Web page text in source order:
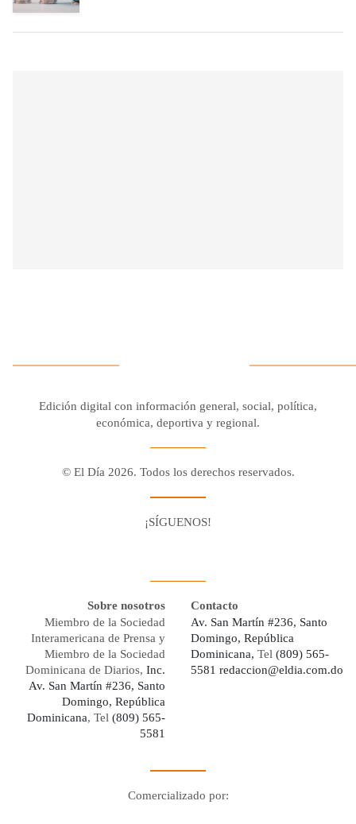
Edición digital con información general, social, política,
económica, deportiva y regional.
© El Día 2026. Todos los derechos reservados.
¡SÍGUENOS!
Sobre nosotros
Miembro de la Sociedad
Interamericana de Prensa y
Miembro de la Sociedad
Dominicana de Diarios, Inc.
Av. San Martín #236, Santo
Domingo, República
Dominicana, Tel (809) 565-
5581
Contacto
Av. San Martín #236, Santo
Domingo, República
Dominicana, Tel (809) 565-
5581 redaccion@eldia.com.do
Comercializado por: